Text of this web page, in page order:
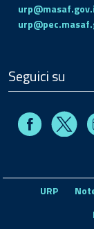
Seguici su
FacebookX
URP